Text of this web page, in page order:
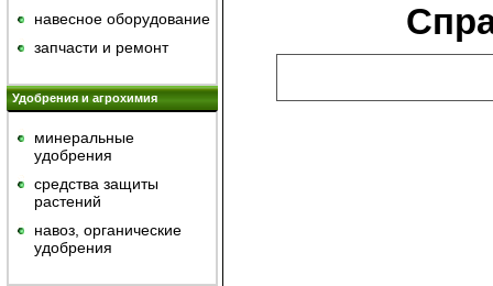
навесное оборудование
запчасти и ремонт
Удобрения и агрохимия
минеральные
удобрения
средства защиты
растений
навоз, органические
удобрения